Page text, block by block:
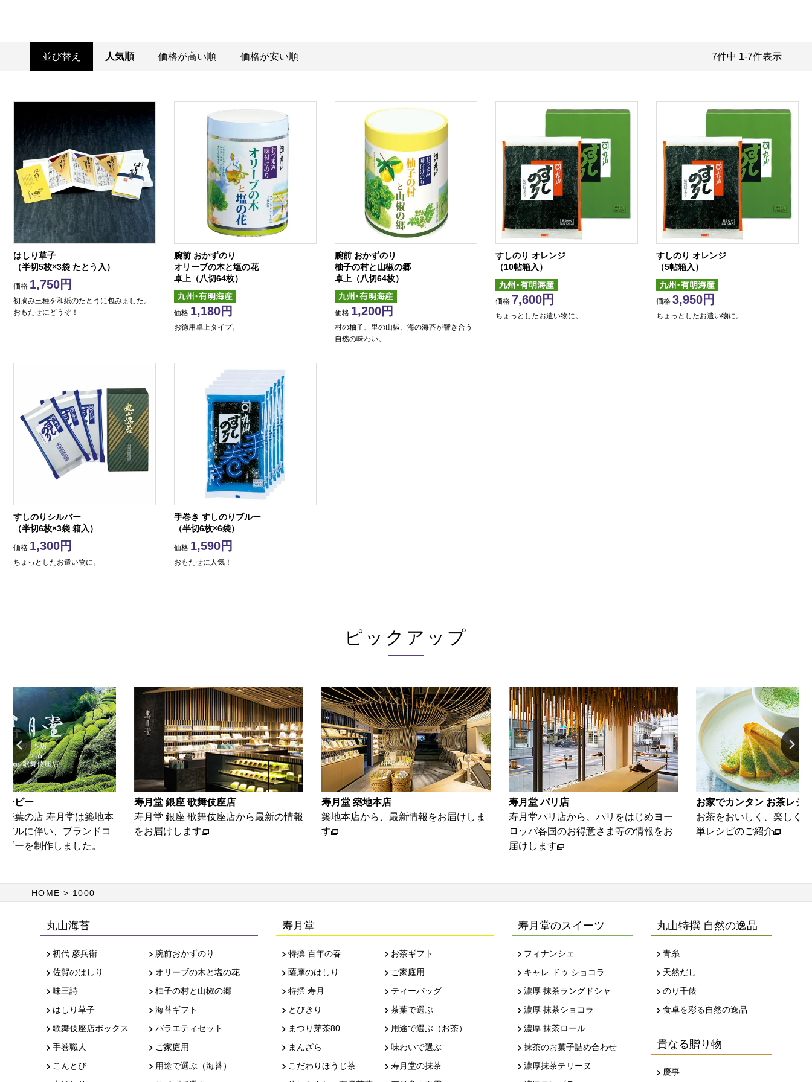
並び替え 人気順 価格が高い順 価格が安い順 7件中 1-7件表示
はしり草子
（半切5枚×3袋 たとう入）
価格 1,750
初摘み三種を和紙のたとうに包みました。
おもたせにどうぞ！
腕前 おかずのり
オリーブの木と塩の花
卓上（八切64枚）
価格 1,180
お徳用卓上タイプ。
腕前 おかずのり
柚子の村と山椒の郷
卓上（八切64枚）
価格 1,200
村の柚子、里の山椒、海の海苔が響き合う
自然の味わい。
すしのり オレンジ
（10帖箱入）
価格 7,600
ちょっとしたお遣い物に。
すしのり オレンジ
（5帖箱入）
価格 3,950
ちょっとしたお遣い物に。
すしのりシルバー
（半切6枚×3袋 箱入）
価格 1,300
ちょっとしたお遣い物に。
手巻き すしのりブルー
（半切6枚×6袋）
価格 1,590
おもたせに人気！
ピックアップ
ービー
茶葉の店 寿月堂は築地本
アルに伴い、ブランドコ
ビーを制作しました。
寿月堂 銀座 歌舞伎座店
寿月堂 銀座 歌舞伎座店から最新の情報
をお届けします
寿月堂 築地本店
築地本店から、最新情報をお届けしま
す
寿月堂 パリ店
寿月堂パリ店から、パリをはじめヨー
ロッパ各国のお得意さま等の情報をお
届けします
お家でカンタン お茶レシ
お茶をおいしく、楽しく
単レシピのご紹介
HOME 1000
丸山海苔
初代 彦兵衛
佐賀のはしり
味三詩
はしり草子
歌舞伎座店ボックス
手巻職人
こんとび
腕前おかずのり
オリーブの木と塩の花
柚子の村と山椒の郷
海苔ギフト
バラエティセット
ご家庭用
用途で選ぶ（海苔）
寿月堂
特撰 百年の春
薩摩のはしり
特撰 寿月
とびきり
まつり芽茶80
まんざら
こだわりほうじ茶
お茶ギフト
ご家庭用
ティーバッグ
茶葉で選ぶ
用途で選ぶ（お茶）
味わいで選ぶ
寿月堂の抹茶
寿月堂のスイーツ
フィナンシェ
キャレ ドゥ ショコラ
濃厚 抹茶ラングドシャ
濃厚 抹茶ショコラ
濃厚 抹茶ロール
抹茶のお菓子詰め合わせ
濃厚抹茶テリーヌ
丸山特撰 自然の逸品
青糸
天然だし
のり千俵
食卓を彩る自然の逸品
貴なる贈り物
慶事